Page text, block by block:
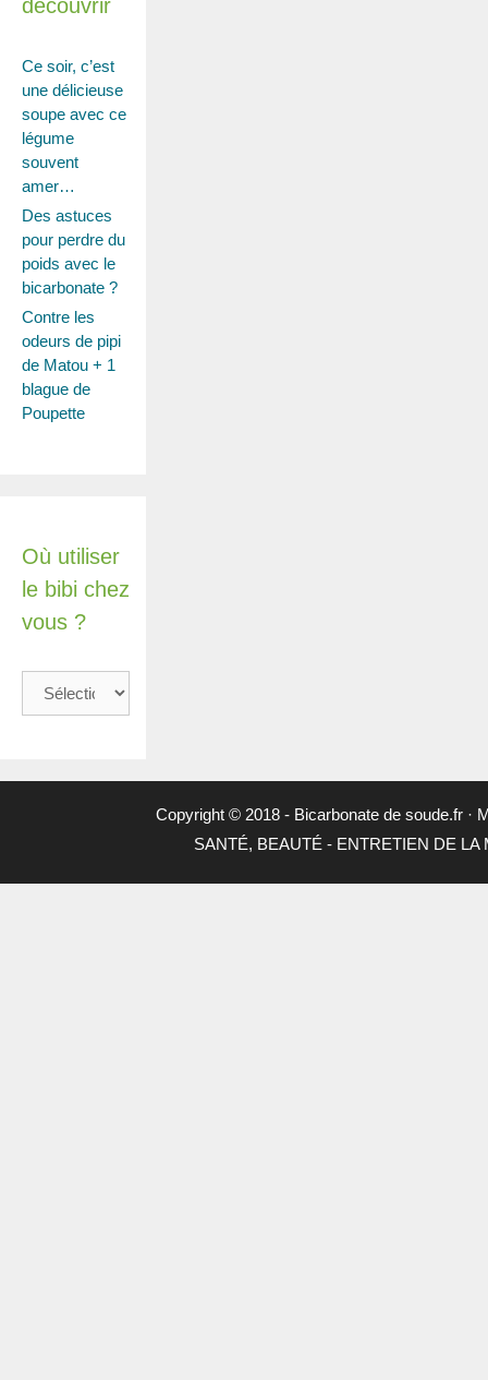
découvrir
Ce soir, c’est
une délicieuse
soupe avec ce
légume
souvent
amer…
Des astuces
pour perdre du
poids avec le
bicarbonate ?
Contre les
odeurs de pipi
de Matou + 1
blague de
Poupette
Où utiliser
le bibi chez
vous ?
utiliser
chez
Copyright © 2018 - Bicarbonate de soude.fr·
SANTÉ, BEAUTÉ - ENTRETIEN DE LA